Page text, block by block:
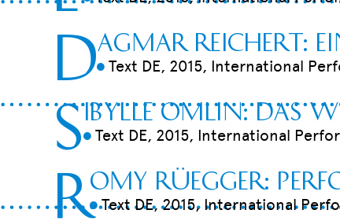
Dagmar Reichert:
9 Text DE, 2015, International
Sibylle Omlin: Das
9 Text DE, 2015, International
Romy Rüegger:
9Text DE, 2015, International